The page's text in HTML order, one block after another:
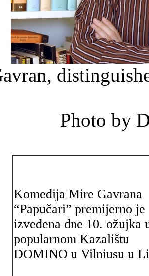
Photo by
Komedija Mire Gavrana
“Papučari” premijerno je
izvedena dne 10. ožujka
popularnom Kazalištu
DOMINO u Vilniusu u